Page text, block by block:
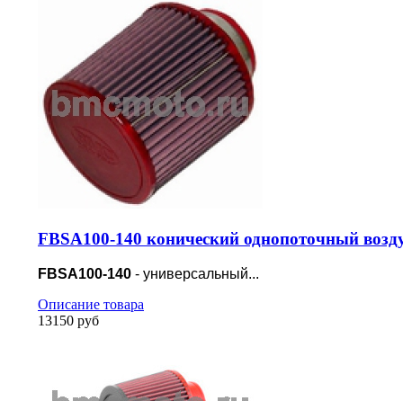
FBSA100-140 конический однопоточный
FBSA100-140 - универсальный...
Описание товара
13150 руб